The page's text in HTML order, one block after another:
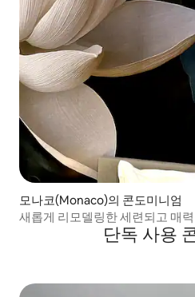
모나코(Monaco)의 콘도미니엄
새롭게 리모델링한 세련되고 매
단독 사용